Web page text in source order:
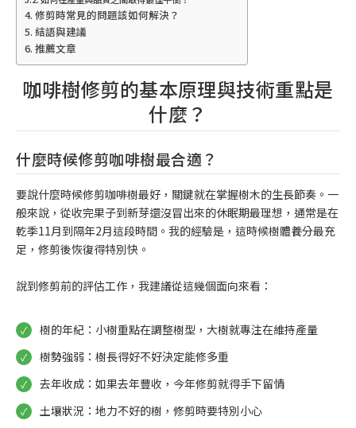
修剪時常見的問題該如何解決？
結語與建議
推薦文章
咖啡樹修剪的基本原理與技術重點是
什麼？
什麼時候修剪咖啡樹最合適？
要說什麼時候修剪咖啡樹最好，關鍵就在掌握樹木的生長節奏。一
般來說，從收完果子到新芽還沒冒出來的休眠期最理想，通常是在
乾季11月到隔年2月這段時間。我的經驗是，這時候樹體養分最充
足，修剪後恢復得特別快。
說到修剪前的評估工作，我建議從這幾個面向來看：
樹的年紀：小樹重點在調整樹型，大樹就專注在維持產量
樹勢強弱：樹長得好不好決定能修多重
去年收成：如果去年豐收，今年修剪就得手下留情
土壤狀況：地力不好的樹，修剪時要特別小心